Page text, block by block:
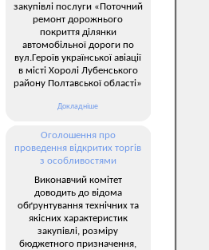
закупівлі послуги «Поточний
ремонт дорожнього
покриття ділянки
автомобільної дороги по
вул.Героїв української авіації
в місті Хоролі Лубенського
району Полтавської області»
Докладніше
Оголошення про
проведення відкритих торгів
з особливостями
Виконавчий комітет
доводить до відома
обґрунтування технічних та
якісних характеристик
закупівлі, розміру
бюджетного призначення,